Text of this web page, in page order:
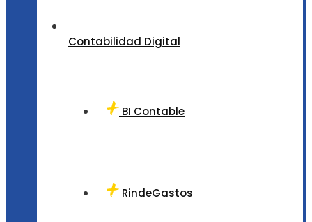
Contabilidad Digital
BI Contable
RindeGastos